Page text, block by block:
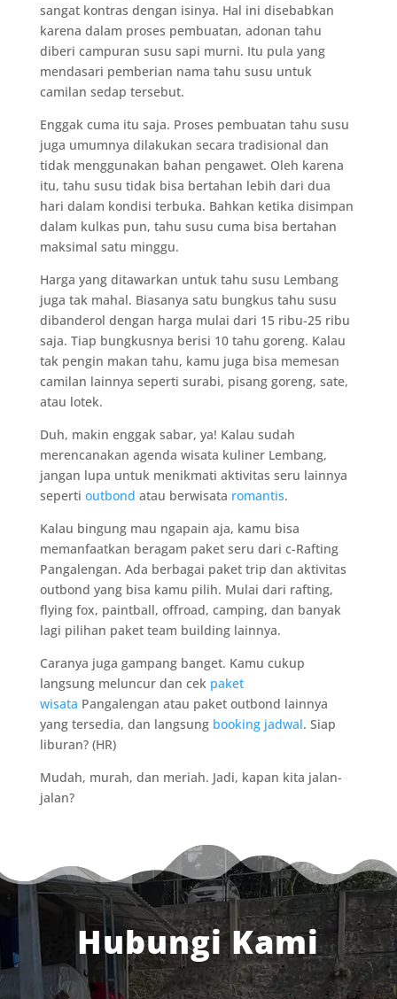
sangat kontras dengan isinya. Hal ini disebabkan
karena dalam proses pembuatan, adonan tahu
diberi campuran susu sapi murni. Itu pula yang
mendasari pemberian nama tahu susu untuk
camilan sedap tersebut.
Enggak cuma itu saja. Proses pembuatan tahu susu
juga umumnya dilakukan secara tradisional dan
tidak menggunakan bahan pengawet. Oleh karena
itu, tahu susu tidak bisa bertahan lebih dari dua
hari dalam kondisi terbuka. Bahkan ketika disimpan
dalam kulkas pun, tahu susu cuma bisa bertahan
maksimal satu minggu.
Harga yang ditawarkan untuk tahu susu Lembang
juga tak mahal. Biasanya satu bungkus tahu susu
dibanderol dengan harga mulai dari 15 ribu-25 ribu
saja. Tiap bungkusnya berisi 10 tahu goreng. Kalau
tak pengin makan tahu, kamu juga bisa memesan
camilan lainnya seperti surabi, pisang goreng, sate,
atau lotek.
Duh, makin enggak sabar, ya! Kalau sudah
merencanakan agenda wisata kuliner Lembang,
jangan lupa untuk menikmati aktivitas seru lainnya
seperti outbond atau berwisata romantis.
Kalau bingung mau ngapain aja, kamu bisa
memanfaatkan beragam paket seru dari c-Rafting
Pangalengan. Ada berbagai paket trip dan aktivitas
outbond yang bisa kamu pilih. Mulai dari rafting,
flying fox, paintball, offroad, camping, dan banyak
lagi pilihan paket team building lainnya.
Caranya juga gampang banget. Kamu cukup
langsung meluncur dan cek paket
wisata Pangalengan atau paket outbond lainnya
yang tersedia, dan langsung booking jadwal. Siap
liburan? (HR)
Mudah, murah, dan meriah. Jadi, kapan kita jalan-
jalan?
Hubungi Kami